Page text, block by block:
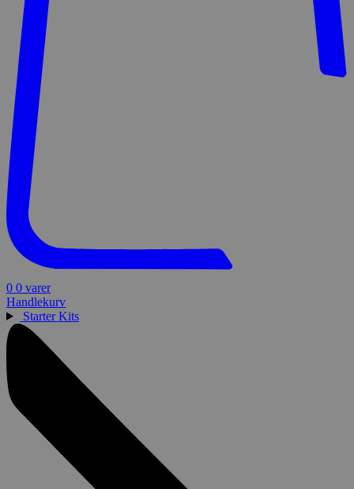
0 0 varer
Handlekurv
Starter Kits